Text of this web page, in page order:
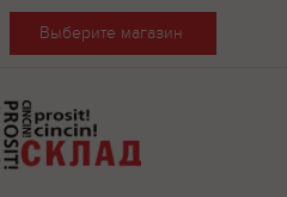
Выберите магазин